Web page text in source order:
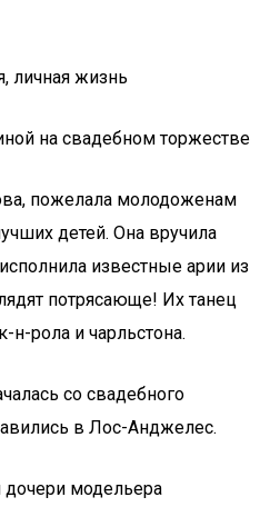
на свадебном торжестве
пожелала молодоженам
детей. Она вручила
известные арии из
потрясающе! Их танец
рола и чарльстона.
со свадебного
в Лос-Анджелес.
модельера